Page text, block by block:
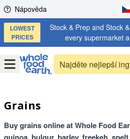
Skip to content
Nápověda
LOWEST
PRICES
Stock & Prep and Stock
every supermarket
OpenMenu
Grains
Buy grains online at Whole Food